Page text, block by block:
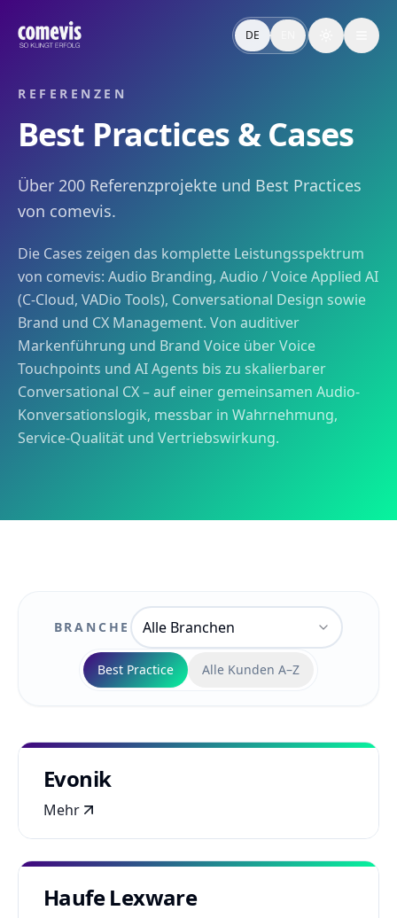
Über 200 Referenzprojekte und Best Practices von
References: 200+ comevis Best Practices
DE Toggle
REFERENZEN
Best Practices & Cases
Über 200 Referenzprojekte und Best Practices
von comevis.
Die Cases zeigen das komplette Leistungsspektrum
von comevis: Audio Branding, Audio / Voice Applied AI
(C-Cloud, VADio Tools), Conversational Design sowie
Brand und CX Management. Von auditiver
Markenführung und Brand Voice über Voice
Touchpoints und AI Agents bis zu skalierbarer
Conversational CX – auf einer gemeinsamen Audio-
Konversationslogik, messbar in Wahrnehmung,
Service-Qualität und Vertriebswirkung.
BRANCHE Alle Branchen
Best Practice Alle Kunden A–Z
Evonik
Mehr
Haufe Lexware